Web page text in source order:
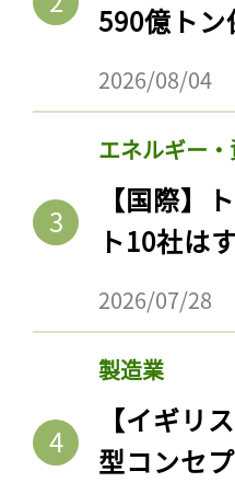
590億ト
2026/08/04
エネルギー
【国際】
ト10社は
2026/07/28
製造業
【イギリ
型コンセ